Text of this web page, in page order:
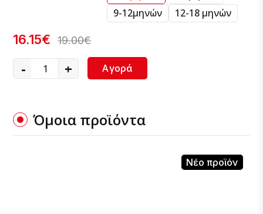
9-12μηνών
12-18 μηνών
16.15€ 19.00€
- + Αγορά
Όμοια προϊόντα
Νέο προϊόν